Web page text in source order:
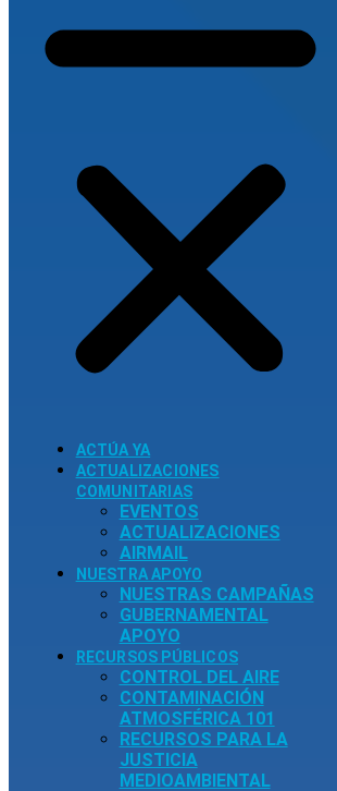
ACTÚA YA
ACTUALIZACIONES
COMUNITARIAS
EVENTOS
ACTUALIZACIONES
AIRMAIL
NUESTRA APOYO
NUESTRAS CAMPAÑAS
GUBERNAMENTAL
APOYO
RECURSOS PÚBLICOS
CONTROL DEL AIRE
CONTAMINACIÓN
ATMOSFÉRICA 101
RECURSOS PARA LA
JUSTICIA
MEDIOAMBIENTAL